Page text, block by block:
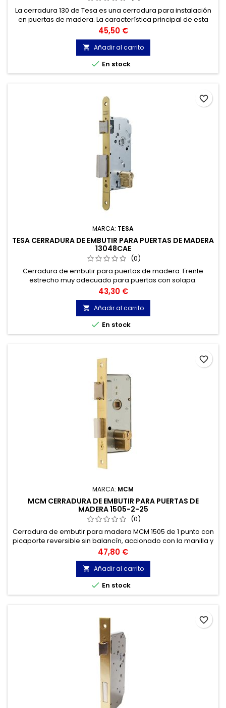
La cerradura 130 de Tesa es una cerradura para instalación
en puertas de madera. La característica principal de esta
cerradura es su distancia entre ejes de 70 mm.
Precio
45,50 €
 Añadir al carrito
 En stock
MARCA: TESA
TESA CERRADURA DE EMBUTIR PARA PUERTAS DE MADERA
13048CAE
(0)
Cerradura de embutir para puertas de madera. Frente
estrecho muy adecuado para puertas con solapa.
Reversible.
Precio
43,30 €
 Añadir al carrito
 En stock
favorite_border
MARCA: MCM
MCM CERRADURA DE EMBUTIR PARA PUERTAS DE
MADERA 1505-2-25
(0)
Cerradura de embutir para madera MCM 1505 de 1 punto con
picaporte reversible sin balancín, accionado con la manilla y
con cilindro serie C. Medida entre ejes 47mm.
Precio
47,80 €
 Añadir al carrito
 En stock
favorite_border
favorite_border